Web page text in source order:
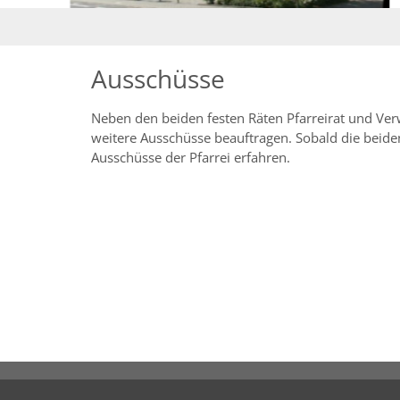
Ausschüsse
Neben den beiden festen Räten Pfarreirat und
weitere Ausschüsse beauftragen. Sobald die
Ausschüsse der Pfarrei erfahren.